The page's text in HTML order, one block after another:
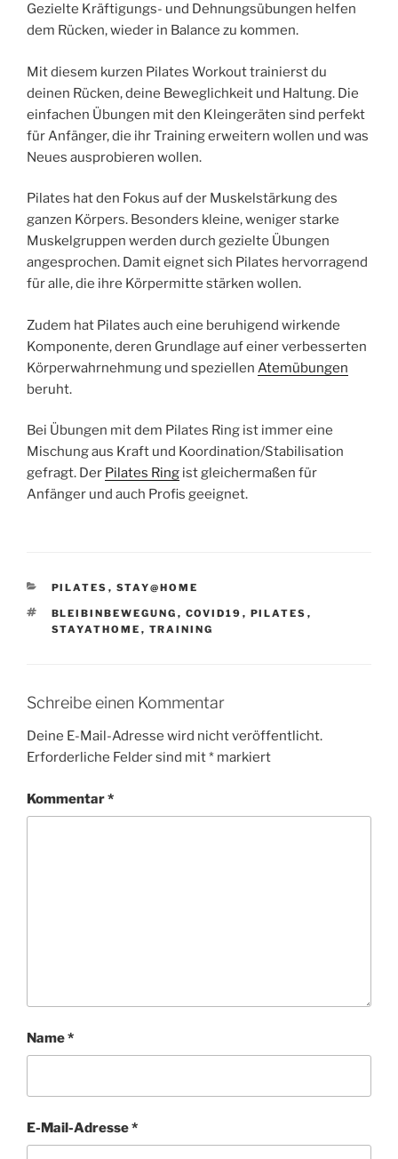
Gezielte Kräftigungs- und Dehnungsübungen helfen
dem Rücken, wieder in Balance zu kommen.
Mit diesem kurzen Pilates Workout trainierst du
deinen Rücken, deine Beweglichkeit und Haltung. Die
einfachen Übungen mit den Kleingeräten sind perfekt
für Anfänger, die ihr Training erweitern wollen und was
Neues ausprobieren wollen.
Pilates hat den Fokus auf der Muskelstärkung des
ganzen Körpers. Besonders kleine, weniger starke
Muskelgruppen werden durch gezielte Übungen
angesprochen. Damit eignet sich Pilates hervorragend
für alle, die ihre Körpermitte stärken wollen.
Zudem hat Pilates auch eine beruhigend wirkende
Komponente, deren Grundlage auf einer verbesserten
Körperwahrnehmung und speziellen Atemübungen
beruht.
Bei Übungen mit dem Pilates Ring ist immer eine
Mischung aus Kraft und Koordination/Stabilisation
gefragt. Der Pilates Ring ist gleichermaßen für
Anfänger und auch Profis geeignet.
KATEGORIEN
PILATES , STAY@HOME
SCHLAGWÖRTER
BLEIBINBEWEGUNG , COVID19 , PILATES ,
STAYATHOME , TRAINING
Schreibe einen Kommentar
Deine E-Mail-Adresse wird nicht veröffentlicht.
Erforderliche Felder sind mit* markiert
Kommentar*
Name*
E-Mail-Adresse*